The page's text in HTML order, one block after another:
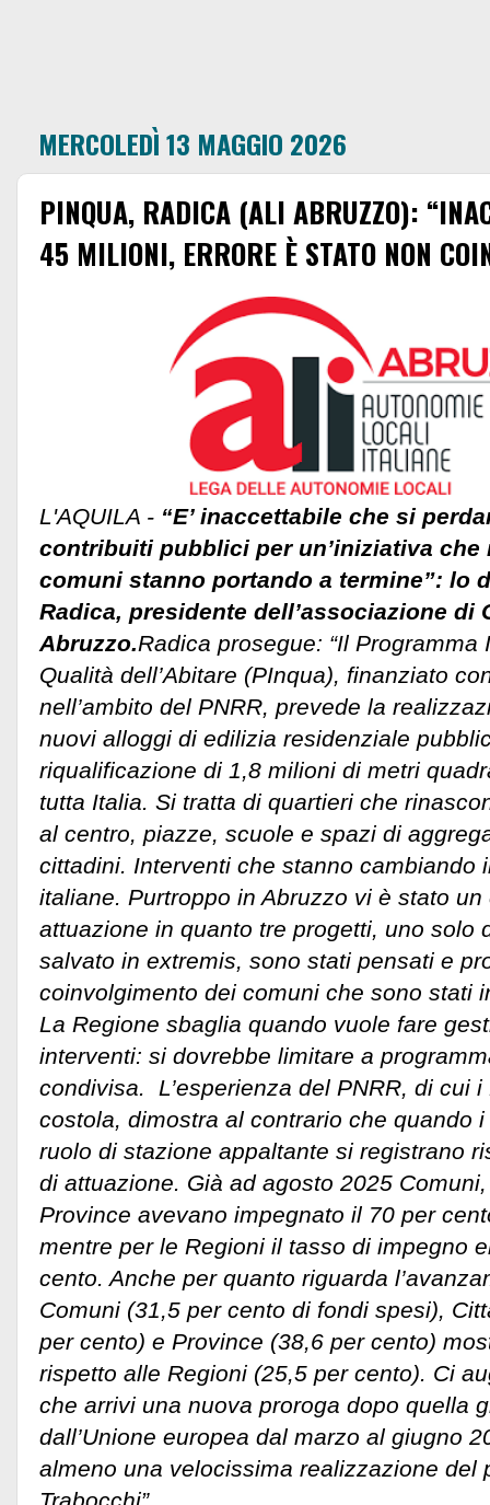
MERCOLEDÌ 13 MAGGIO 2026
PINQUA, RADICA (ALI ABRUZZO):
45 MILIONI, ERRORE È STATO NON
L'AQUILA - “E’ inaccettabile che si
contribuiti pubblici per un’iniziativa che
comuni stanno portando a termine”: lo
Radica, presidente dell’associazione di
Abruzzo.Radica prosegue: “Il Programma
Qualità dell’Abitare (PInqua), finanziato
nell’ambito del PNRR, prevede la
nuovi alloggi di edilizia residenziale
riqualificazione di 1,8 milioni di metri
tutta Italia. Si tratta di quartieri che
al centro, piazze, scuole e spazi di
cittadini. Interventi che stanno cambiando
italiane. Purtroppo in Abruzzo vi è stato
attuazione in quanto tre progetti, uno solo
salvato in extremis, sono stati pensati e
coinvolgimento dei comuni che sono stati
La Regione sbaglia quando vuole fare
interventi: si dovrebbe limitare a
condivisa. L’esperienza del PNRR, di cui
costola, dimostra al contrario che quando
ruolo di stazione appaltante si registrano
di attuazione. Già ad agosto 2025
Province avevano impegnato il 70 per
mentre per le Regioni il tasso di impegno
cento. Anche per quanto riguarda
Comuni (31,5 per cento di fondi spesi),
per cento) e Province (38,6 per cento)
rispetto alle Regioni (25,5 per cento). Ci
che arrivi una nuova proroga dopo quella
dall’Unione europea dal marzo al giugno
almeno una velocissima realizzazione del
Trabocchi”.